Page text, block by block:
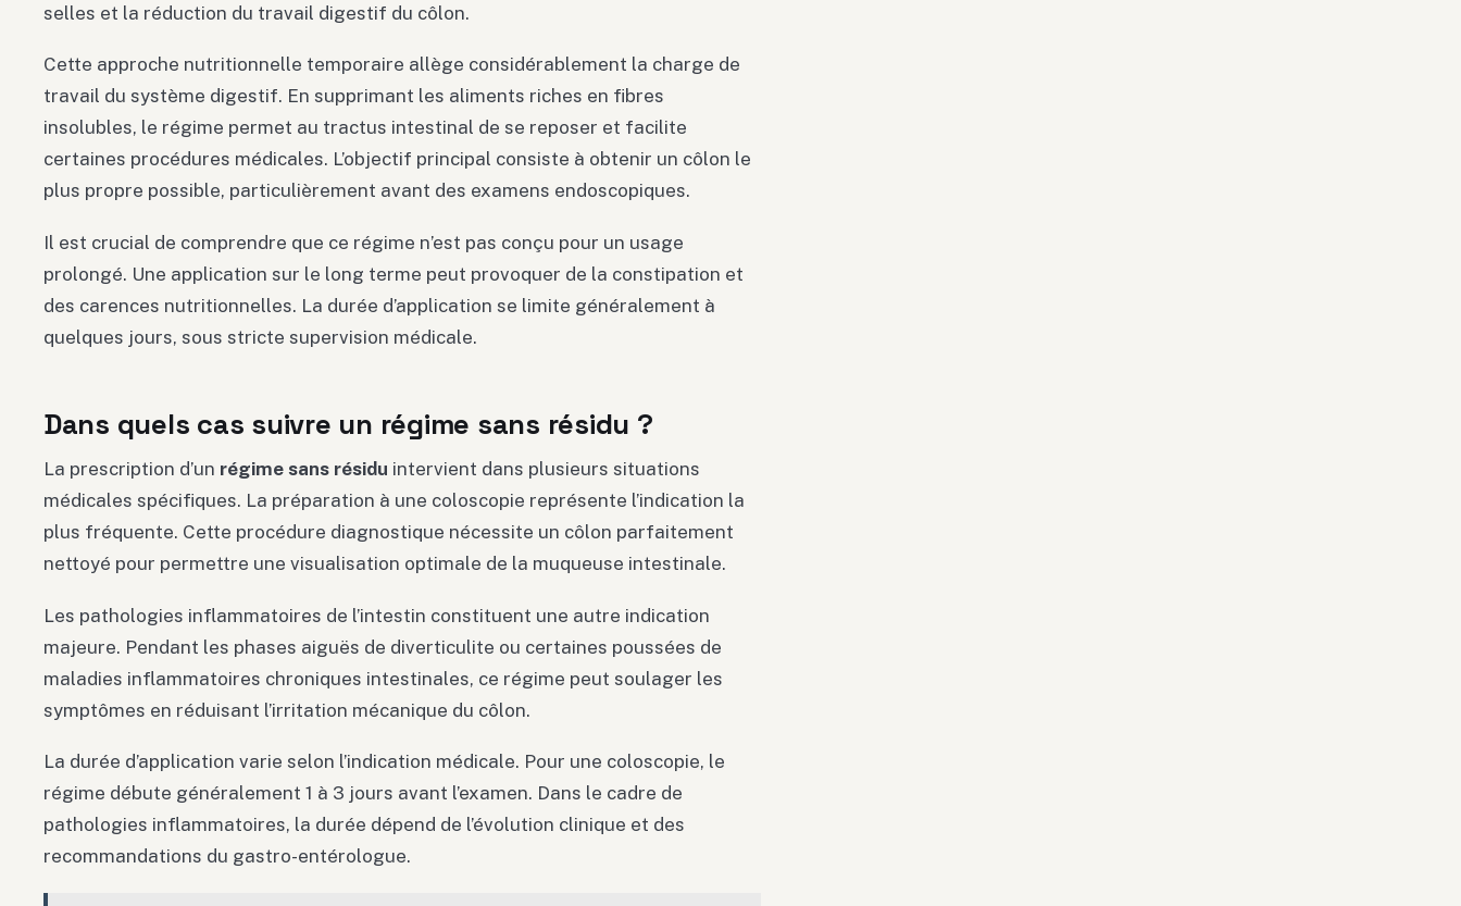
selles et la réduction du travail digestif du côlon.
Cette approche nutritionnelle temporaire allège considérablement la charge de
travail du système digestif. En supprimant les aliments riches en fibres
insolubles, le régime permet au tractus intestinal de se reposer et facilite
certaines procédures médicales. L’objectif principal consiste à obtenir un côlon le
plus propre possible, particulièrement avant des examens endoscopiques.
Il est crucial de comprendre que ce régime n’est pas conçu pour un usage
prolongé. Une application sur le long terme peut provoquer de la constipation et
des carences nutritionnelles. La durée d’application se limite généralement à
quelques jours, sous stricte supervision médicale.
Dans quels cas suivre un régime sans résidu ?
La prescription d’un régime sans résidu intervient dans plusieurs situations
médicales spécifiques. La préparation à une coloscopie représente l’indication la
plus fréquente. Cette procédure diagnostique nécessite un côlon parfaitement
nettoyé pour permettre une visualisation optimale de la muqueuse intestinale.
Les pathologies inflammatoires de l’intestin constituent une autre indication
majeure. Pendant les phases aiguës de diverticulite ou certaines poussées de
maladies inflammatoires chroniques intestinales, ce régime peut soulager les
symptômes en réduisant l’irritation mécanique du côlon.
La durée d’application varie selon l’indication médicale. Pour une coloscopie, le
régime débute généralement 1 à 3 jours avant l’examen. Dans le cadre de
pathologies inflammatoires, la durée dépend de l’évolution clinique et des
recommandations du gastro-entérologue.